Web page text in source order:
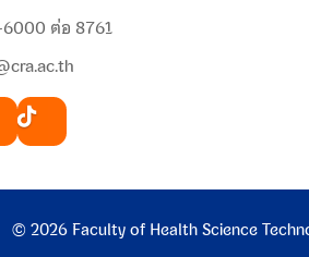
ต่อ 8761
© 2026 Faculty of Health Science